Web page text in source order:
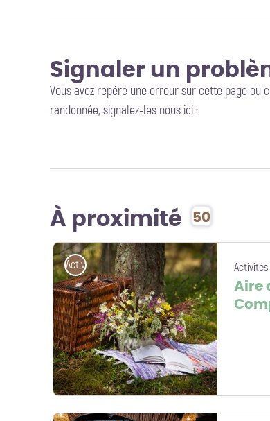
Signaler un
Vous avez repéré une erreur sur cette page ou
randonnée, signalez-les nous ici :
À proximité 50
Activités Activités
Aire